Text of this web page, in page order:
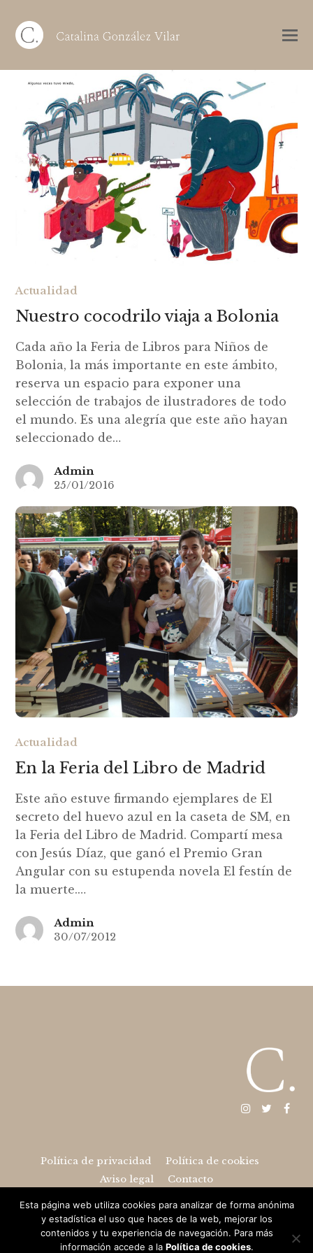
Actualidad
Nuestro cocodrilo viaja a Bolonia
Cada año la Feria de Libros para Niños de
Bolonia, la más importante en este ámbito,
reserva un espacio para exponer una
selección de trabajos de ilustradores de todo
el mundo. Es una alegría que este año hayan
seleccionado de…
Admin
25/01/2016
Actualidad
En la Feria del Libro de Madrid
Este año estuve firmando ejemplares de El
secreto del huevo azul en la caseta de SM, en
la Feria del Libro de Madrid. Compartí mesa
con Jesús Díaz, que ganó el Premio Gran
Angular con su estupenda novela El festín de
la muerte.…
Admin
30/07/2012
Instagram
Twitter
Política de privacidad
Política de cookies
Aviso legal
Contacto
2026 © Catalina González. Desarrollado porPiwity.es
diseñado porPaula Alenda
Esta página web utiliza cookies para analizar de forma anónima
y estadística el uso que haces de la web, mejorar los
contenidos y tu experiencia de navegación. Para más
información accede a la Política de cookies.